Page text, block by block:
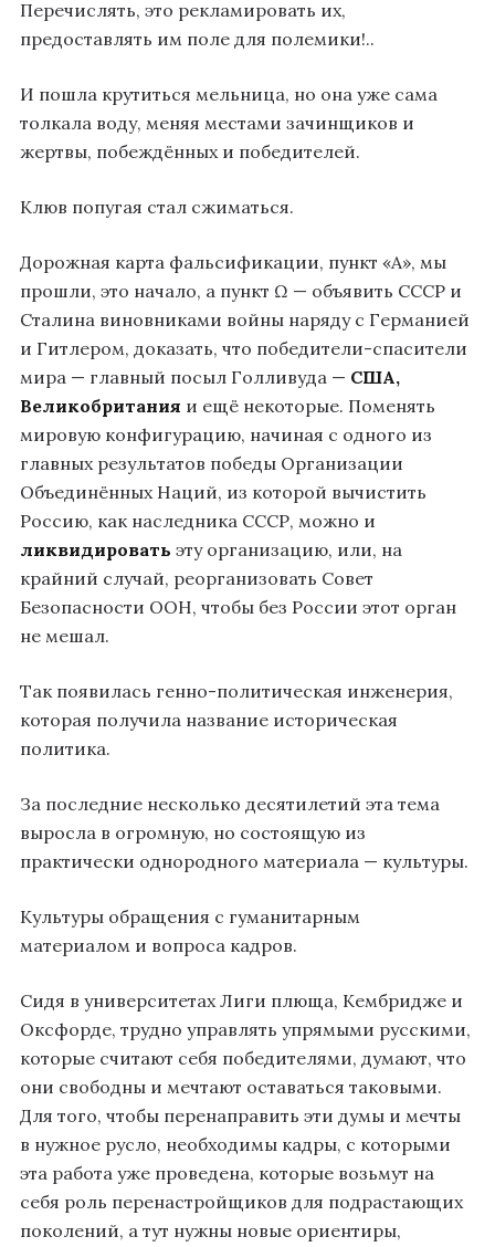
Перечислять, это рекламировать их,
предоставлять им поле для полемики!..
И пошла крутиться мельница, но она уже сама
толкала воду, меняя местами зачинщиков и
жертвы, побеждённых и победителей.
Клюв попугая стал сжиматься.
Дорожная карта фальсификации, пункт «А», мы
прошли, это начало, а пункт Ω — объявить СССР и
Сталина виновниками войны наряду с Германией
и Гитлером, доказать, что победители-спасители
мира — главный посыл Голливуда — США,
Великобритания и ещё некоторые. Поменять
мировую конфигурацию, начиная с одного из
главных результатов победы Организации
Объединённых Наций, из которой вычистить
Россию, как наследника СССР, можно и
ликвидировать эту организацию, или, на
крайний случай, реорганизовать Совет
Безопасности ООН, чтобы без России этот орган
не мешал.
Так появилась генно-политическая инженерия,
которая получила название историческая
политика.
За последние несколько десятилетий эта тема
выросла в огромную, но состоящую из
практически однородного материала — культуры.
Культуры обращения с гуманитарным
материалом и вопроса кадров.
Сидя в университетах Лиги плюща, Кембридже и
Оксфорде, трудно управлять упрямыми русскими,
которые считают себя победителями, думают, что
они свободны и мечтают оставаться таковыми.
Для того, чтобы перенаправить эти думы и мечты
в нужное русло, необходимы кадры, с которыми
эта работа уже проведена, которые возьмут на
себя роль перенастройщиков для подрастающих
поколений, а тут нужны новые ориентиры,